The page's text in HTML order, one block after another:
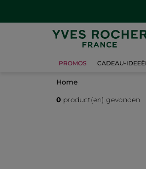
PROMOS CADEAU-
Home
0 product(en) gevonden